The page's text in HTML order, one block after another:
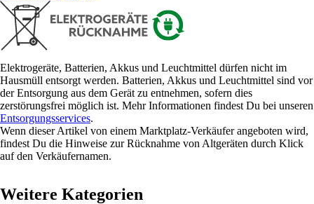
Elektrogeräte, Batterien, Akkus und Leuchtmittel dürfen nicht im
Hausmüll entsorgt werden. Batterien, Akkus und Leuchtmittel sind vor
der Entsorgung aus dem Gerät zu entnehmen, sofern dies
zerstörungsfrei möglich ist. Mehr Informationen findest Du bei unseren
Entsorgungsservices.
Wenn dieser Artikel von einem Marktplatz-Verkäufer angeboten wird,
findest Du die Hinweise zur Rücknahme von Altgeräten durch Klick
auf den Verkäufernamen.
Weitere Kategorien